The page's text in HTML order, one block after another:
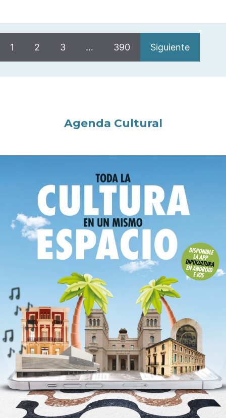
1 2 3 … 390 Siguiente
Agenda Cultural